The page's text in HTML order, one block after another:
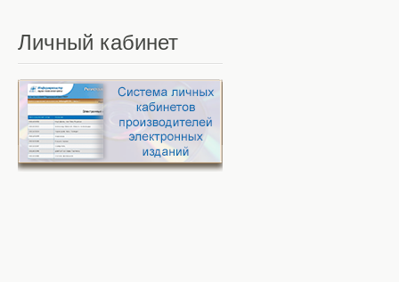
Личный кабинет